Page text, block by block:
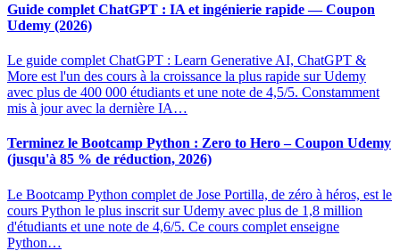
Guide complet ChatGPT : IA et ingénierie rapide — Coupon
Udemy (2026)
Le guide complet ChatGPT : Learn Generative AI, ChatGPT &
More est l'un des cours à la croissance la plus rapide sur Udemy
avec plus de 400 000 étudiants et une note de 4,5/5. Constamment
mis à jour avec la dernière IA…
Terminez le Bootcamp Python : Zero to Hero – Coupon Udemy
(jusqu'à 85 % de réduction, 2026)
Le Bootcamp Python complet de Jose Portilla, de zéro à héros, est le
cours Python le plus inscrit sur Udemy avec plus de 1,8 million
d'étudiants et une note de 4,6/5. Ce cours complet enseigne
Python…